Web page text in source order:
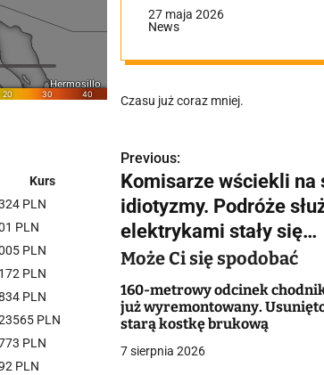
27 maja 2026
News
Czasu już coraz mniej.
N
a
w
i
g
a
Previous:
Komisarze wściekli
idiotyzmy. Podróże
elektrykami stały się…
Może Ci się spodobać
160-metrowy odcinek
już wyremontowany.
starą kostkę brukową
7 sierpnia 2026
Kurs
PLN
PLN
PLN
PLN
PLN
PLN
PLN
PLN